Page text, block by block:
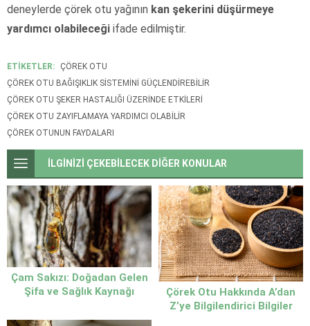
deneylerde çörek otu yağının kan şekerini düşürmeye
yardımcı olabileceği ifade edilmiştir.
ETİKETLER:
ÇÖREK OTU
ÇÖREK OTU BAĞIŞIKLIK SISTEMINI GÜÇLENDIREBILIR
ÇÖREK OTU ŞEKER HASTALIĞI ÜZERINDE ETKILERI
ÇÖREK OTU ZAYIFLAMAYA YARDIMCI OLABILIR
ÇÖREK OTUNUN FAYDALARI
İLGİNİZİ ÇEKEBİLECEK DİĞER KONULAR
Çam Sakızı: Doğadan Gelen
Şifa ve Sağlık Kaynağı
Çörek Otu Hakkında A’dan
Z’ye Bilgilendirici Bilgiler